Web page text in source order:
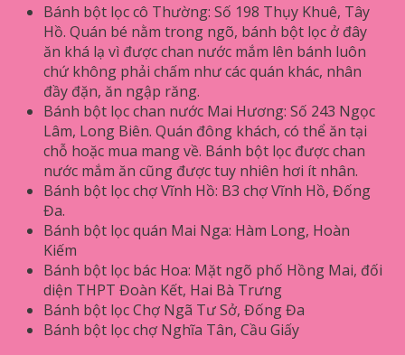
Bánh bột lọc cô Thường: Số 198 Thụy Khuê, Tây
Hồ. Quán bé nằm trong ngõ, bánh bột lọc ở đây
ăn khá lạ vì được chan nước mắm lên bánh luôn
chứ không phải chấm như các quán khác, nhân
đầy đặn, ăn ngập răng.
Bánh bột lọc chan nước Mai Hương: Số 243 Ngọc
Lâm, Long Biên. Quán đông khách, có thể ăn tại
chỗ hoặc mua mang về. Bánh bột lọc được chan
nước mắm ăn cũng được tuy nhiên hơi ít nhân.
Bánh bột lọc chợ Vĩnh Hồ: B3 chợ Vĩnh Hồ, Đống
Đa.
Bánh bột lọc quán Mai Nga: Hàm Long, Hoàn
Kiếm
Bánh bột lọc bác Hoa: Mặt ngõ phố Hồng Mai, đối
diện THPT Đoàn Kết, Hai Bà Trưng
Bánh bột lọc Chợ Ngã Tư Sở, Đống Đa
Bánh bột lọc chợ Nghĩa Tân, Cầu Giấy